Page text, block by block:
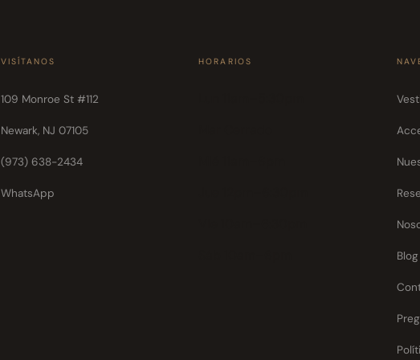
VISÍTANOS
109 Monroe St #112
Newark, NJ 07105
(973) 638-2434
WhatsApp
HORARIOS
Blog